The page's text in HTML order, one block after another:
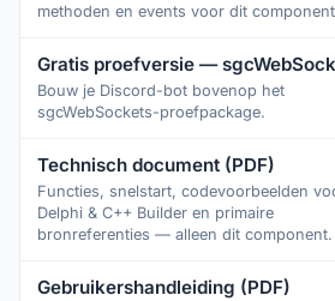
methoden en events voor dit
Gratis proefversie —
Bouw je Discord-bot bovenop het
sgcWebSockets-proefpackage.
Technisch document (PDF)
Functies, snelstart, codevoorbeelden
Delphi & C++ Builder en primaire
bronreferenties — alleen dit component.
Gebruikershandleiding (PDF)